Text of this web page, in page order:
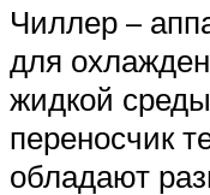
Чиллер –
для
жидкой
переносчик
обладают